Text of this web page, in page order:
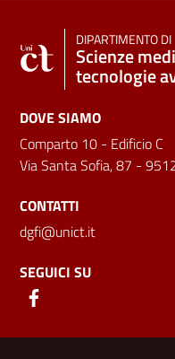
DIPARTIMENTO DI
Scienze
tecnologie
DOVE SIAMO
Comparto 10 - Edificio C
Via Santa Sofia, 87 -
CONTATTI
dgfi@unict.it
SEGUICI SU
Link e